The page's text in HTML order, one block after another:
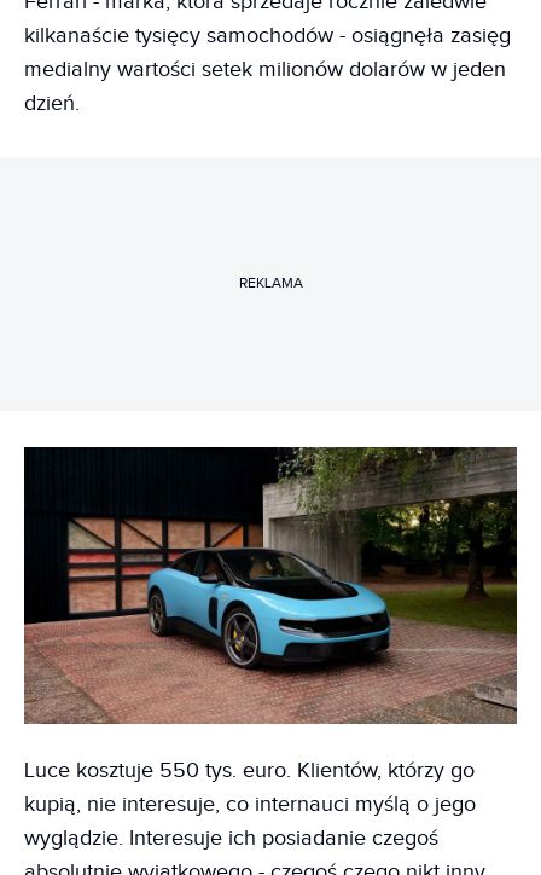
kilkanaście tysięcy samochodów - osiągnęła zasięg
medialny wartości setek milionów dolarów w jeden
dzień.
REKLAMA
Luce kosztuje 550 tys. euro. Klientów, którzy go
kupią, nie interesuje, co internauci myślą o jego
wyglądzie. Interesuje ich posiadanie czegoś